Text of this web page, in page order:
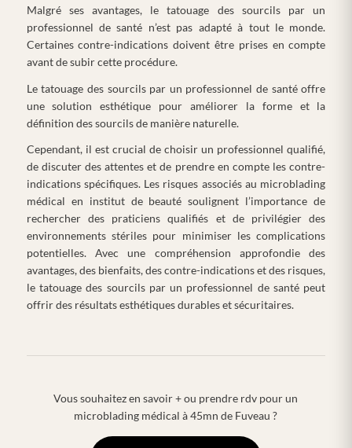
Malgré ses avantages, le tatouage des sourcils par un
professionnel de santé n’est pas adapté à tout le monde.
Certaines contre-indications doivent être prises en compte
avant de subir cette procédure.
Le tatouage des sourcils par un professionnel de santé offre
une solution esthétique pour améliorer la forme et la
définition des sourcils de manière naturelle.
Cependant, il est crucial de choisir un professionnel qualifié,
de discuter des attentes et de prendre en compte les contre-
indications spécifiques. Les risques associés au microblading
médical en institut de beauté soulignent l’importance de
rechercher des praticiens qualifiés et de privilégier des
environnements stériles pour minimiser les complications
potentielles. Avec une compréhension approfondie des
avantages, des bienfaits, des contre-indications et des risques,
le tatouage des sourcils par un professionnel de santé peut
offrir des résultats esthétiques durables et sécuritaires.
Vous souhaitez en savoir + ou prendre rdv pour un
microblading médical à 45mn de Fuveau ?